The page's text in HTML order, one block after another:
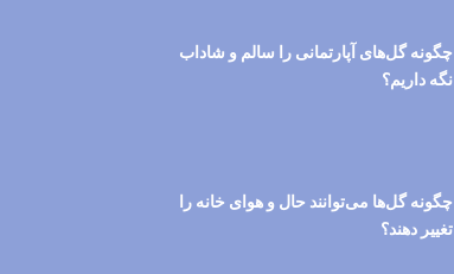
چگونه گل‌های آپارتمانی را سالم و شاداب
نگه داریم؟
چگونه گل‌ها می‌توانند حال و هوای خانه را
تغییر دهند؟